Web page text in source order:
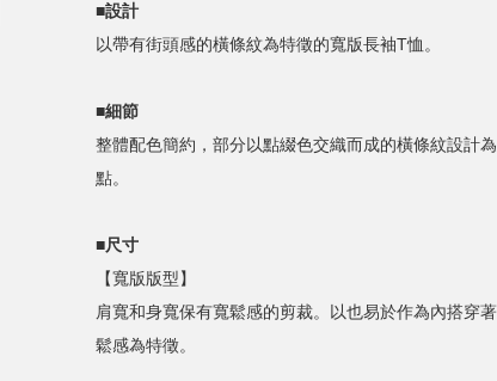
■設計
以帶有街頭感的橫條紋為特徵的寬版長袖T恤。
■細節
整體配色簡約，部分以點綴色交織而成的橫條紋設計
點。
■尺寸
【寬版版型】
肩寬和身寬保有寬鬆感的剪裁。以也易於作為內搭穿
鬆感為特徵。